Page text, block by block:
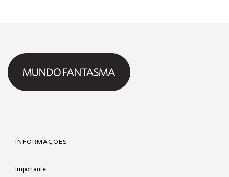
INFORMAÇÕES
Importante